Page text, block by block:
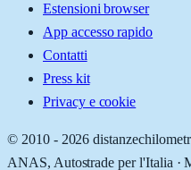
Estensioni browser
App accesso rapido
Contatti
Press kit
Privacy e cookie
© 2010 - 2026
ANAS, Autostrade per l'Italia ·